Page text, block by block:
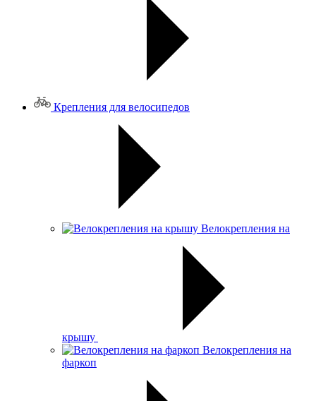
Крепления для велосипедов
Велокрепления на
крышу
Велокрепления на
фаркоп